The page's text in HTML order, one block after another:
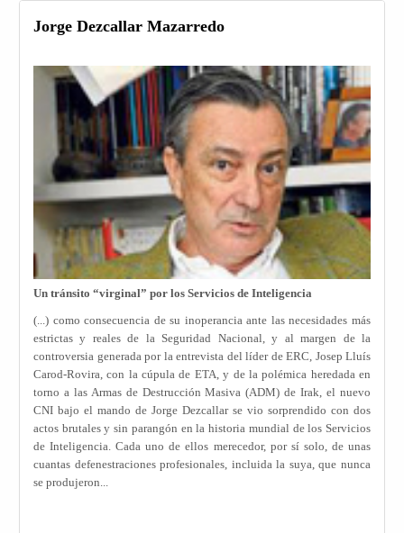
Jorge Dezcallar Mazarredo
Un tránsito “virginal” por los Servicios de Inteligencia
(...) como consecuencia de su inoperancia ante las necesidades más
estrictas y reales de la Seguridad Nacional, y al margen de la
controversia generada por la entrevista del líder de ERC, Josep Lluís
Carod-Rovira, con la cúpula de ETA, y de la polémica heredada en
torno a las Armas de Destrucción Masiva (ADM) de Irak, el nuevo
CNI bajo el mando de Jorge Dezcallar se vio sorprendido con dos
actos brutales y sin parangón en la historia mundial de los Servicios
de Inteligencia. Cada uno de ellos merecedor, por sí solo, de unas
cuantas defenestraciones profesionales, incluida la suya, que nunca
se produjeron...